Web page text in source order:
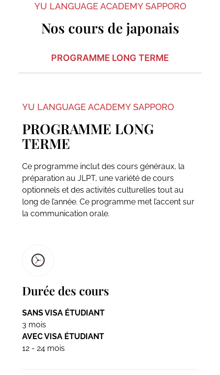
YU LANGUAGE ACADEMY SAPPORO
Nos cours de japonais
PROGRAMME LONG TERME
YU LANGUAGE ACADEMY SAPPORO
PROGRAMME LONG
TERME
Ce programme inclut des cours généraux, la
préparation au JLPT, une variété de cours
optionnels et des activités culturelles tout au
long de l’année. Ce programme met l’accent sur
la communication orale.
Durée des cours
SANS VISA ÉTUDIANT
3 mois
AVEC VISA ÉTUDIANT
12 - 24 mois